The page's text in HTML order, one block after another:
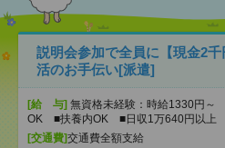
説明会参加で全員に【現金2
活のお手伝い[派遣]
[給 与] 無資格未経験：時給1330円～
OK ■扶養内OK ■日収1万640円以上
[交通費]交通費全額支給